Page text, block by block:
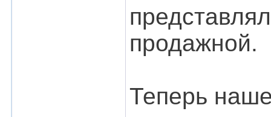
продажной.
Теперь